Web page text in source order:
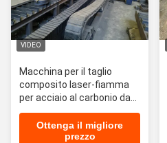
VIDEO
Macchina per il taglio
composito laser-fiamma
per acciaio al carbonio da
50-200mm
Ottenga il migliore
prezzo